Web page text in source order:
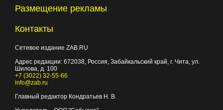
Размещение рекламы
Контакты
Сетевое издание ZAB.RU
Адрес редакции: 672038, Россия, Забайкальский край, г. Чита, ул.
Шилова, д. 100
+7 (3022) 32-55-66
info@zab.ru
Главный редактор Кондратьев Н. В.